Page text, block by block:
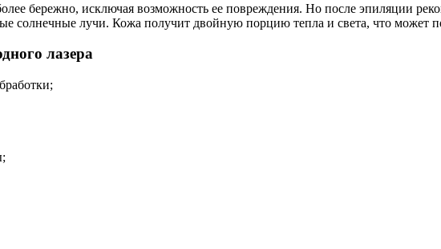
бережно, исключая возможность ее повреждения. Но после эпиляции
солнечные лучи. Кожа получит двойную порцию тепла и света, что может
лазера